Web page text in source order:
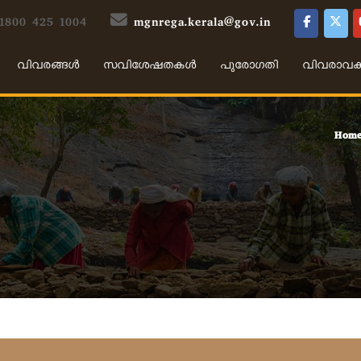
425 1004 mgnrega.kerala@gov.in
വിവരങ്ങൾ സവിശേഷതകൾ പുരോഗതി
Home